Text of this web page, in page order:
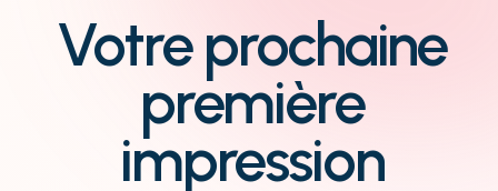
Votre prochaine
première
impression